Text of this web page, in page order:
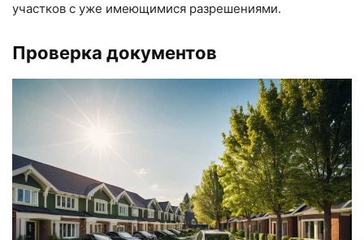
участков с уже имеющимися разрешениями.
Проверка документов